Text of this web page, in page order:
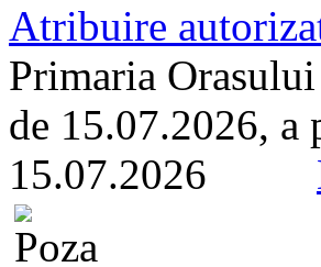
Atribuire
Primaria
de 15.07.2026, a
15.07.2026